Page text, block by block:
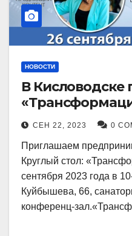
НОВОСТИ
В Кисловодске
СЕН 22, 2023 0
Приглашаем
Круглый стол:
сентября 2023 года в
Куйбышева, 66,
конференц-